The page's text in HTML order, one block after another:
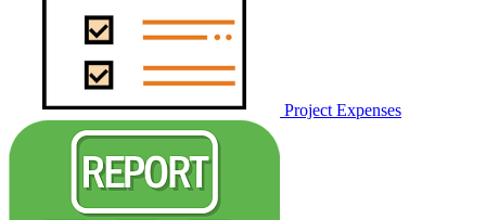
Project Expenses